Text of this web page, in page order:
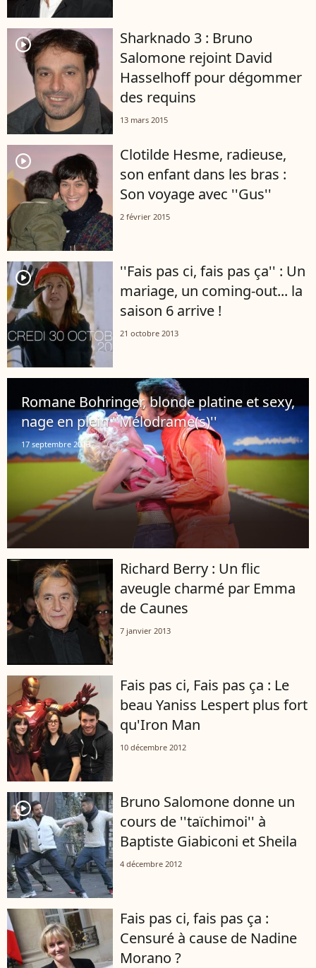
player2
Sharknado 3 : Bruno
Salomone rejoint David
Hasselhoff pour dégommer
des requins
13 mars 2015
player2
Clotilde Hesme, radieuse,
son enfant dans les bras :
Son voyage avec ''Gus''
2 février 2015
player2
''Fais pas ci, fais pas ça'' : Un
mariage, un coming-out... la
saison 6 arrive !
21 octobre 2013
Romane Bohringer, blonde platine et sexy,
nage en plein ''Mélodrame(s)''
17 septembre 2013
Richard Berry : Un flic
aveugle charmé par Emma
de Caunes
7 janvier 2013
Fais pas ci, Fais pas ça : Le
beau Yaniss Lespert plus fort
qu'Iron Man
10 décembre 2012
player2
Bruno Salomone donne un
cours de ''taïchimoi'' à
Baptiste Giabiconi et Sheila
4 décembre 2012
Fais pas ci, fais pas ça :
Censuré à cause de Nadine
Morano ?